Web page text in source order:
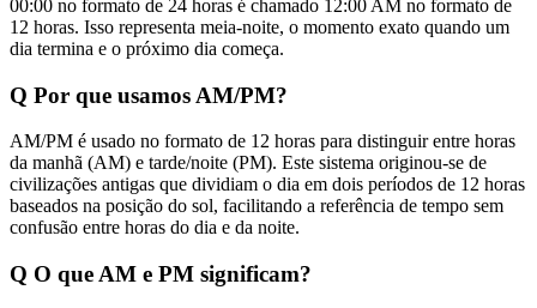
00:00 no formato de 24 horas é chamado 12:00 AM no formato de
12 horas. Isso representa meia-noite, o momento exato quando um
dia termina e o próximo dia começa.
Q Por que usamos AM/PM?
AM/PM é usado no formato de 12 horas para distinguir entre horas
da manhã (AM) e tarde/noite (PM). Este sistema originou-se de
civilizações antigas que dividiam o dia em dois períodos de 12 horas
baseados na posição do sol, facilitando a referência de tempo sem
confusão entre horas do dia e da noite.
Q O que AM e PM significam?